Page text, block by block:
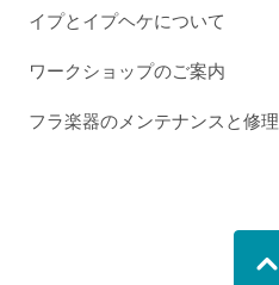
イプとイプヘケについて
ワークショップのご案内
フラ楽器のメンテナンスと修理